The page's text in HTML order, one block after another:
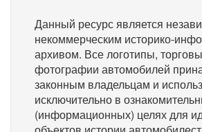
Данный ресурс является
некоммерческим историко-
архивом. Все логотипы,
фотографии автомобилей
законным владельцам и
исключительно в
(информационных) целях для